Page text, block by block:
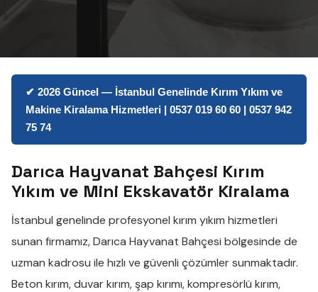
✔ 2026 Güncel — İstanbul Genelinde Kırım Yıkım ve
Makine Kiralama Hizmetleri | 0537 019 60 60 | 0537 942
75 74
Darıca Hayvanat Bahçesi Kırım
Yıkım ve Mini Ekskavatör Kiralama
İstanbul genelinde profesyonel kırım yıkım hizmetleri
sunan firmamız,Darıca Hayvanat Bahçesi bölgesinde de
uzman kadrosu ile hızlı ve güvenli çözümler sunmaktadır.
Beton kırım,duvar kırım,şap kırımı,kompresörlü kırım,